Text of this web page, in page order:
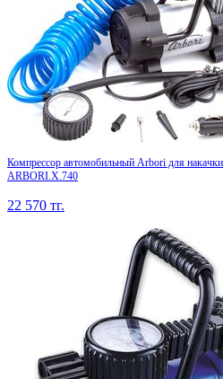
Компрессор автомобильный Arbori для
ARBORI.X.740
22 570 тг.